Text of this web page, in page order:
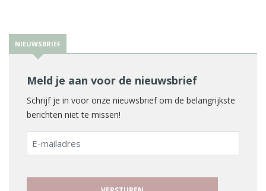
NIEUWSBRIEF
Meld je aan voor de nieuwsbrief
Schrijf je in voor onze nieuwsbrief om de belangrijkste
berichten niet te missen!
E-
mailadres